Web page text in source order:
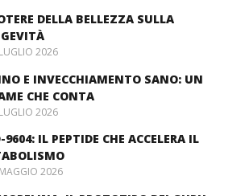
DELLA BELLEZZA SULLA
2026
E INVECCHIAMENTO SANO: UN
CHE CONTA
2026
9604: IL PEPTIDE CHE ACCELERA IL
2026